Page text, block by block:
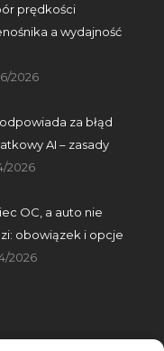
prędkości
a wydajność
2026
za błąd
AI – zasady
2026
OC, a auto nie
obowiązek i opcje
2026